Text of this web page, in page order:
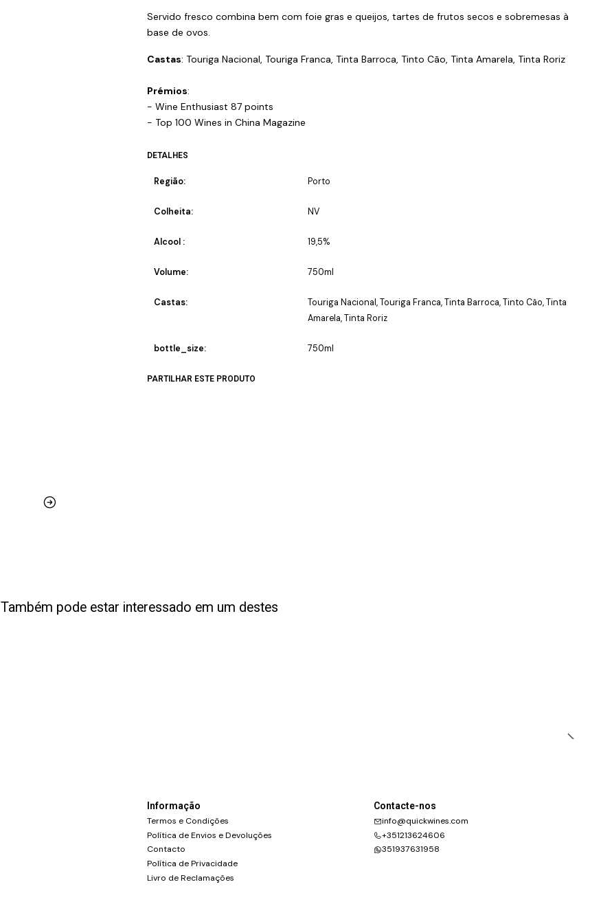
Servido fresco combina bem com foie gras e queijos, tartes de frutos secos e sobremesas à
base de ovos.
Castas: Touriga Nacional, Touriga Franca, Tinta Barroca, Tinto Cão, Tinta Amarela, Tinta Roriz
Prémios:
- Wine Enthusiast 87 points
- Top 100 Wines in China Magazine
DETALHES
Região: Porto
Colheita: NV
Alcool : 19,5%
Volume: 750ml
Castas:
Touriga Nacional, Touriga Franca, Tinta Barroca, Tinto Cão, Tinta
Amarela, Tinta Roriz
bottle_size: 750ml
PARTILHAR ESTE PRODUTO
Também pode estar interessado em um destes
Informação
Termos e Condições
Política de Envios e Devoluções
Contacto
Política de Privacidade
Livro de Reclamações
Contacte-nos
info@quickwines.com
+351213624606
351937631958